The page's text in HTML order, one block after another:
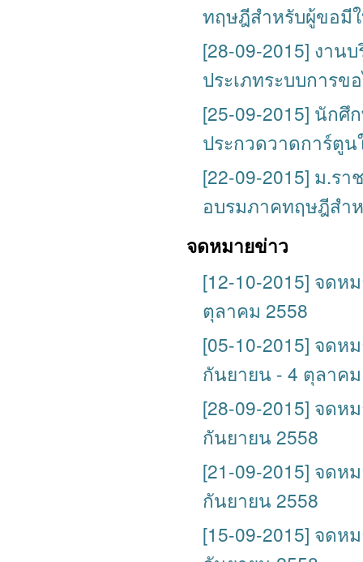
ทฤษฎีสำหรับผู้ขอมี
[28-09-2015] งาน
ประเภทระบบการข
[25-09-2015] นักศึ
ประกวดวาดการ์ตูน
[22-09-2015] ม.ร
อบรมภาคทฤษฎีสำ
จดหมายข่าว
[12-10-2015] จดห
ตุลาคม 2558
[05-10-2015] จดห
กันยายน - 4 ตุลาค
[28-09-2015] จดห
กันยายน 2558
[21-09-2015] จดห
กันยายน 2558
[15-09-2015] จดห